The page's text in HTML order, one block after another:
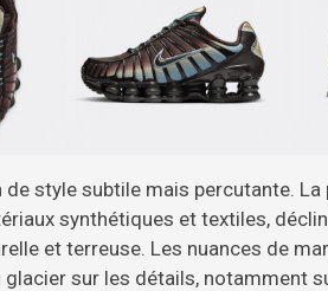
style subtile mais percutante. La
synthétiques et textiles,
et terreuse. Les nuances de
glacier sur les détails, notamment